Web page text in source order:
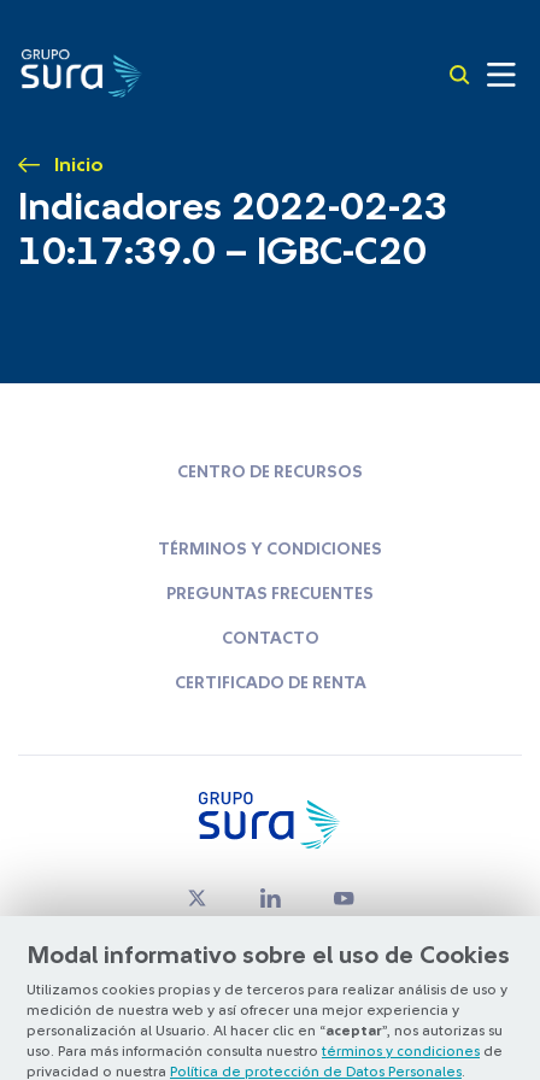
Inicio
Indicadores 2022-02-23
10:17:39.0 – IGBC-C20
Modal informativo sobre el uso de Cookies
Utilizamos cookies propias y de terceros para realizar análisis de uso y
medición de nuestra web y así ofrecer una mejor experiencia y
personalización al Usuario. Al hacer clic en “aceptar”, nos autorizas su
uso. Para más información consulta nuestro términos y condiciones de
privacidad o nuestra Política de protección de Datos Personales
CENTRO DE RECURSOS
TÉRMINOS Y CONDICIONES
PREGUNTAS FRECUENTES
CONTACTO
CERTIFICADO DE RENTA
© Copyright Grupo SURA 2026